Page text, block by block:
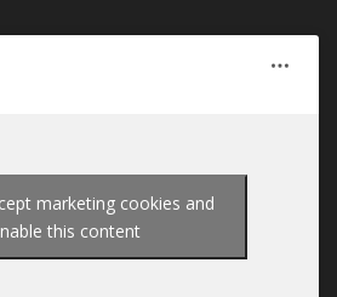
marketing cookies and
this content